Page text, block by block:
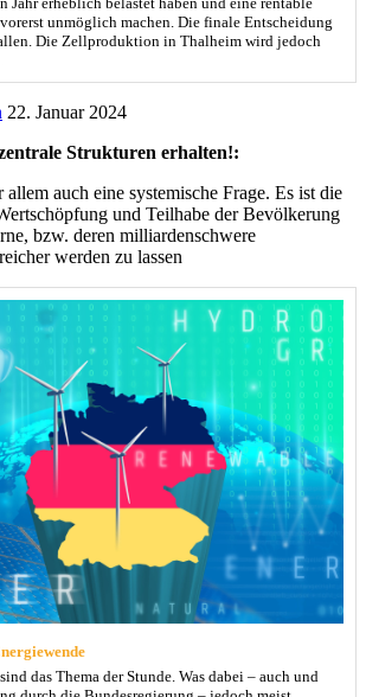
unmöglich machen. Die finale Entscheidung
Die Zellproduktion in Thalheim wird jedoch
22. Januar 2024
Strukturen erhalten!:
auch eine systemische Frage. Es ist die
und Teilhabe der Bevölkerung
bzw. deren milliardenschwere
werden zu lassen
das Thema der Stunde. Was dabei – auch und